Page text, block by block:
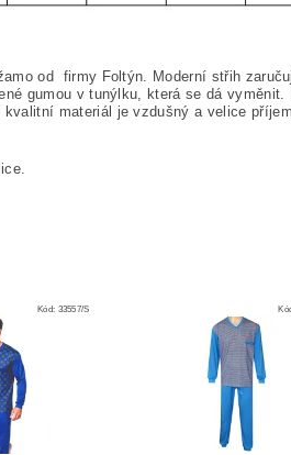
od firmy Foltýn. Moderní střih
gumou v tunýlku, která se dá
kvalitní materiál je vzdušný a velice
Kód: 33557/S